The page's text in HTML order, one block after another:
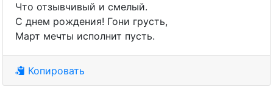
Что отзывчивый и смелый.
С днем рождения! Гони грусть,
Март мечты исполнит пусть.
Копировать